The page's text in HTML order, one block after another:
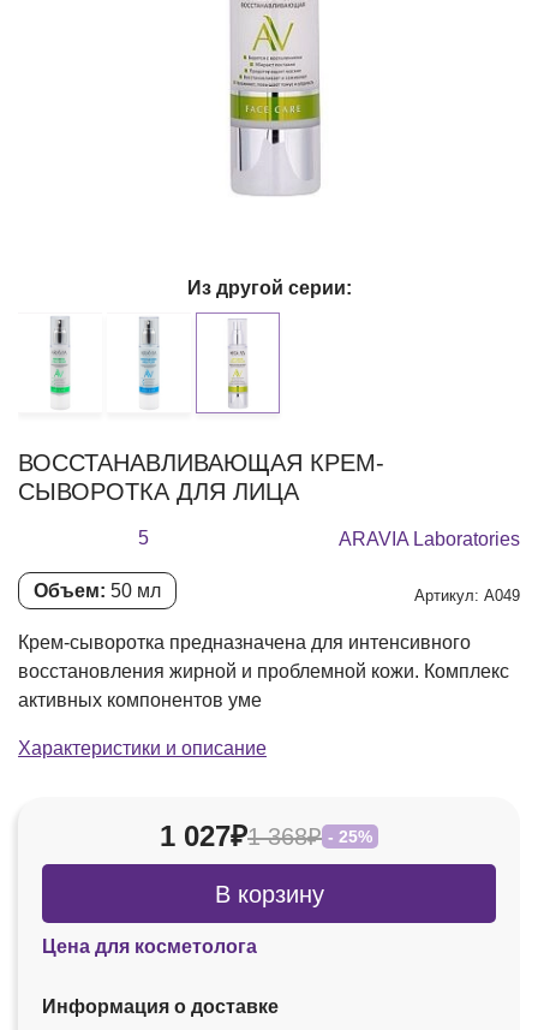
ВОССТАНАВЛИВАЮЩАЯ КРЕМ-
СЫВОРОТКА ДЛЯ ЛИЦА
5 ARAVIA Laboratories
Объем: 50 мл Артикул: А049
Крем-сыворотка предназначена для интенсивного
восстановления жирной и проблемной кожи. Комплекс
активных компонентов уме
Характеристики и описание
Из другой серии:
1 027₽1 368₽ - 25%
В корзину
Цена для косметолога
Информация о доставке